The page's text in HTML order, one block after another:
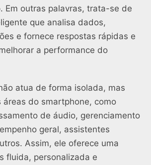
Em outras palavras, trata-se de
que analisa dados,
e fornece respostas rápidas e
a performance do
atua de forma isolada, mas
áreas do smartphone, como
de áudio, gerenciamento
geral, assistentes
Assim, ele oferece uma
fluida, personalizada e